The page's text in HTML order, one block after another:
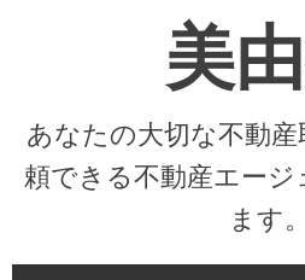
美
あなたの大切な不動
頼できる不動産エージ
ます。